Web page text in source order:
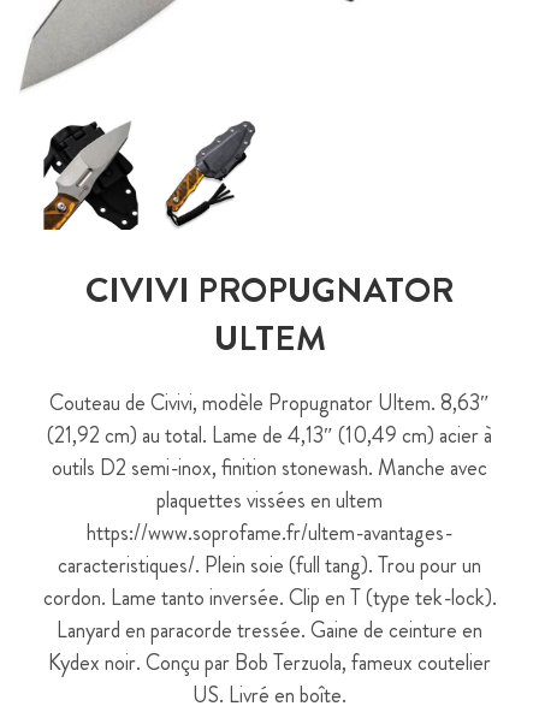
CIVIVI PROPUGNATOR
ULTEM
Couteau de Civivi, modèle Propugnator Ultem. 8,63″
(21,92 cm) au total. Lame de 4,13″ (10,49 cm) acier à
outils D2 semi-inox, finition stonewash. Manche avec
plaquettes vissées en ultem
https://www.soprofame.fr/ultem-avantages-
caracteristiques/. Plein soie (full tang). Trou pour un
cordon. Lame tanto inversée. Clip en T (type tek-lock).
Lanyard en paracorde tressée. Gaine de ceinture en
Kydex noir. Conçu par Bob Terzuola, fameux coutelier
US. Livré en boîte.